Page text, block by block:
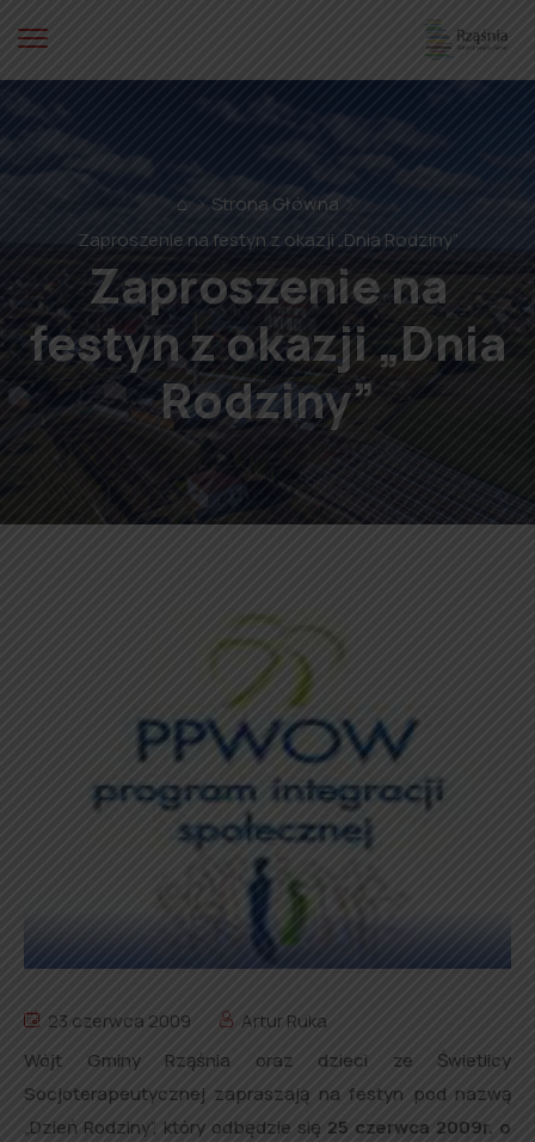
⌂
Strona Główna
Zaproszenie na festyn z okazji „Dnia Rodziny”
Zaproszenie na
festyn z okazji „Dnia
Rodziny”
23 czerwca 2009
Artur Ruka
Wójt Gminy Rząśnia oraz dzieci ze Świetlicy
Socjoterapeutycznej zapraszają na festyn pod nazwą
„Dzień Rodziny”, który odbędzie się 25 czerwca 2009r. o